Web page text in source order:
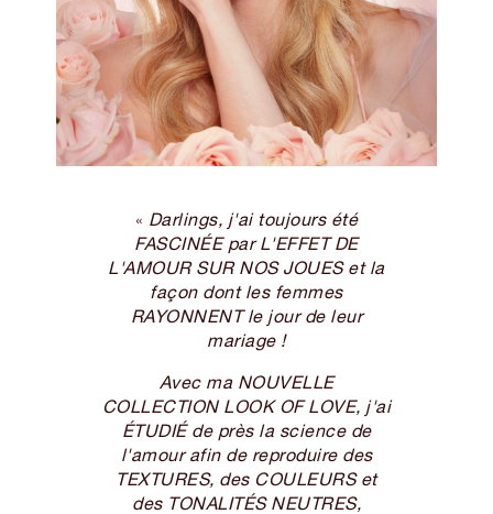
« Darlings, j'ai toujours été
FASCINÉE par L'EFFET DE
L'AMOUR SUR NOS JOUES et la
façon dont les femmes
RAYONNENT le jour de leur
mariage !
Avec ma NOUVELLE
COLLECTION LOOK OF LOVE, j'ai
ÉTUDIÉ de près la science de
l'amour afin de reproduire des
TEXTURES, des COULEURS et
des TONALITÉS NEUTRES,